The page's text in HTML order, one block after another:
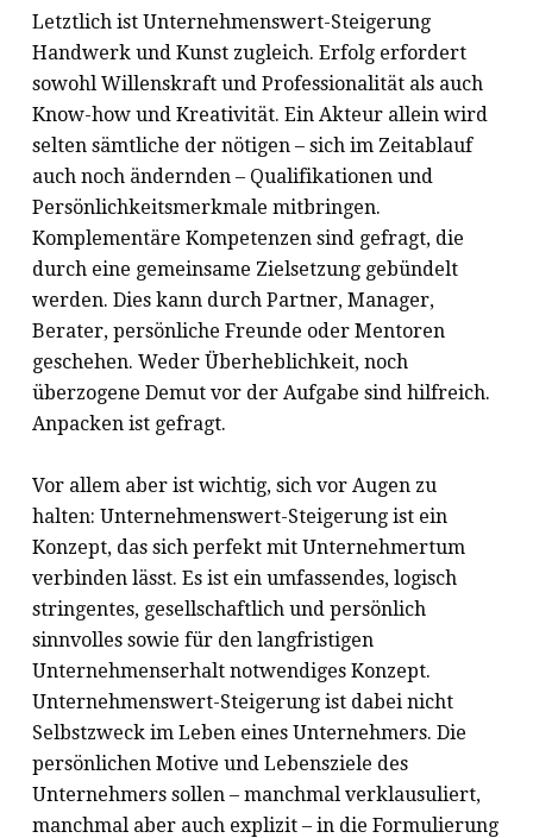
Letztlich ist Unternehmenswert-Steigerung
Handwerk und Kunst zugleich. Erfolg erfordert
sowohl Willenskraft und Professionalität als auch
Know-how und Kreativität. Ein Akteur allein wird
selten sämtliche der nötigen – sich im Zeitablauf
auch noch ändernden – Qualifikationen und
Persönlichkeitsmerkmale mitbringen.
Komplementäre Kompetenzen sind gefragt, die
durch eine gemeinsame Zielsetzung gebündelt
werden. Dies kann durch Partner, Manager,
Berater, persönliche Freunde oder Mentoren
geschehen. Weder Überheblichkeit, noch
überzogene Demut vor der Aufgabe sind hilfreich.
Anpacken ist gefragt.
Vor allem aber ist wichtig, sich vor Augen zu
halten: Unternehmenswert-Steigerung ist ein
Konzept, das sich perfekt mit Unternehmertum
verbinden lässt. Es ist ein umfassendes, logisch
stringentes, gesellschaftlich und persönlich
sinnvolles sowie für den langfristigen
Unternehmenserhalt notwendiges Konzept.
Unternehmenswert-Steigerung ist dabei nicht
Selbstzweck im Leben eines Unternehmers. Die
persönlichen Motive und Lebensziele des
Unternehmers sollen – manchmal verklausuliert,
manchmal aber auch explizit – in die Formulierung